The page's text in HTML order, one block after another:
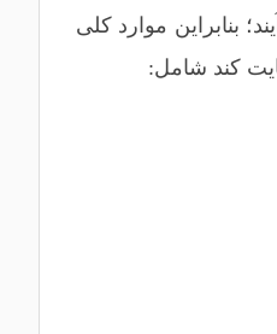
بنابراین موارد کلی
کند شامل: